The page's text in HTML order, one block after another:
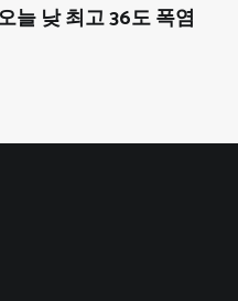
늘 낮 최고 36도 폭염